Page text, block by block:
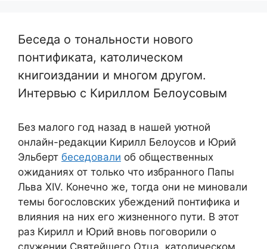
Беседа о тональности нового
понтификата, католическом
книгоиздании и многом другом.
Интервью с Кириллом Белоусовым
Без малого год назад в нашей уютной
онлайн-редакции Кирилл Белоусов и Юрий
Эльберт беседовали об общественных
ожиданиях от только что избранного Папы
Льва XIV. Конечно же, тогда они не миновали
темы богословских убеждений понтифика и
влияния на них его жизненного пути. В этот
раз Кирилл и Юрий вновь поговорили о
служении Святейшего Отца, католическом